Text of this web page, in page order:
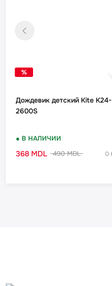
%
Дождевик детский Kite K24-
2600S
● В НАЛИЧИИ
368 MDL 490 MDL 0